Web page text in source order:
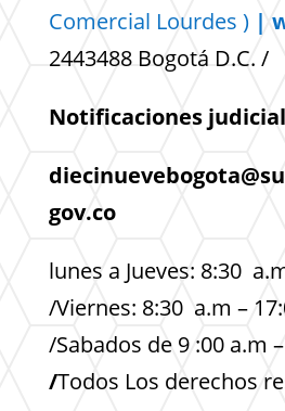
Comercial Lourdes ) |
2443488 Bogotá D.C. /
Notificaciones
gov.co
lunes a Jueves: 8:30
/Viernes: 8:30 a.m –
/Sabados de 9 :00 a.m
/Todos Los derechos